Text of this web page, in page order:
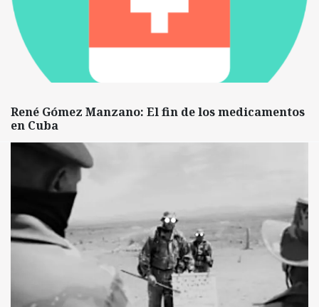
René Gómez Manzano: El fin de los medicamentos
en Cuba